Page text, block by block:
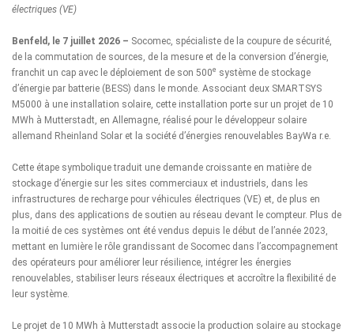
électriques (VE)
Benfeld, le 7 juillet 2026 – Socomec , spécialiste de la coupure de sécurité,
de la commutation de sources, de la mesure et de la conversion d’énergie,
franchit un cap avec le déploiement de son 500e système de stockage
d’énergie par batterie (BESS) dans le monde. Associant deux SMARTSYS
M5000 à une installation solaire, cette installation porte sur un projet de 10
MWh à Mutterstadt, en Allemagne, réalisé pour le développeur solaire
allemand Rheinland Solar et la société d’énergies renouvelables BayWa r.e
Cette étape symbolique traduit une demande croissante en matière de
stockage d’énergie sur les sites commerciaux et industriels, dans les
infrastructures de recharge pour véhicules électriques (VE) et, de plus en
plus, dans des applications de soutien au réseau devant le compteur. Plus de
la moitié de ces systèmes ont été vendus depuis le début de l’année 2023,
mettant en lumière le rôle grandissant de Socomec dans l’accompagnement
des opérateurs pour améliorer leur résilience, intégrer les énergies
renouvelables, stabiliser leurs réseaux électriques et accroître la flexibilité de
leur système.
Le projet de 10 MWh à Mutterstadt associe la production solaire au stockage